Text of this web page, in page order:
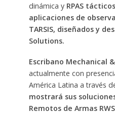
dinámica y RPAS
aplicaciones de
TARSIS, diseñados y
Solutions.
Escribano Mechanical
actualmente con
América Latina a través
mostrará sus
Remotos de Armas